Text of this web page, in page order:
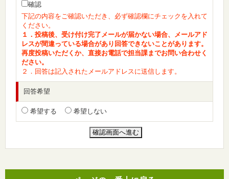
確認
下記の内容をご確認いただき、必ず確認欄にチェックを入れて
ください。
１．投稿後、受け付け完了メールが届かない場合、メールアド
レスが間違っている場合があり回答できないことがあります。
再度投稿いただくか、直接お電話で担当課までお問い合わせく
ださい。
２．回答は記入されたメールアドレスに送信します。
回答希望
希望する 希望しない